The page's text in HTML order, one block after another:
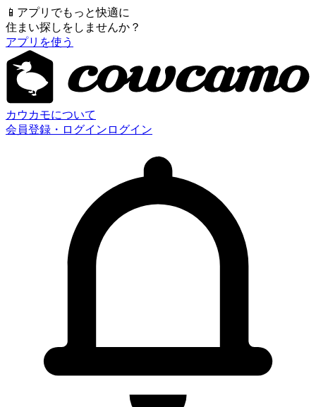
📱 アプリでもっと快適に
住まい探しをしませんか？
アプリを使う
カウカモについて
会員登録・ログイン ログイン